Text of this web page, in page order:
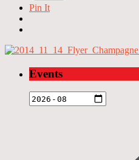
Pin It
Events